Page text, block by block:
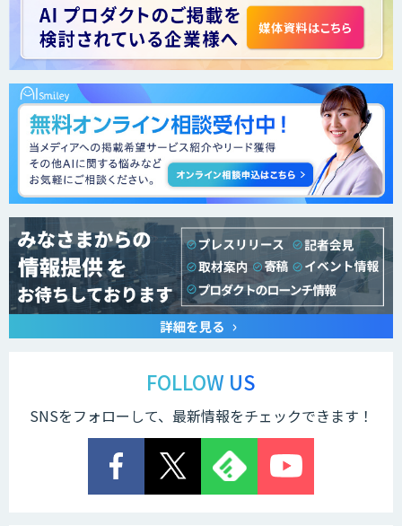
FOLLOW US
SNSをフォローして、最新情報をチェックできます！